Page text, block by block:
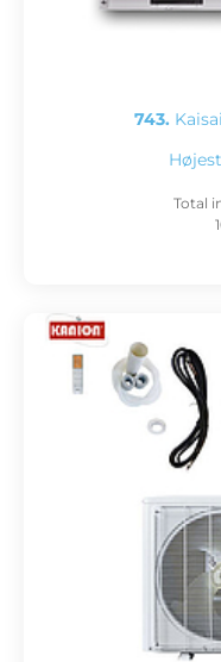
743.
Total